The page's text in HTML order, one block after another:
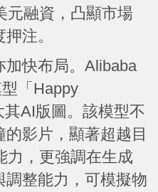
元融資，凸顯市場
注。
加快布局。Alibaba
「Happy
AI版圖。該模型不
影片，顯著超越目
力，更強調在生成
整能力，可模擬物